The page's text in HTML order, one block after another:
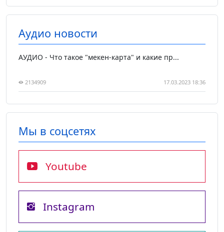
Аудио новости
АУДИО - Что такое "мекен-карта" и какие пр...
2134909 17.03.2023 18:36
Мы в соцсетях
Youtube
Instagram